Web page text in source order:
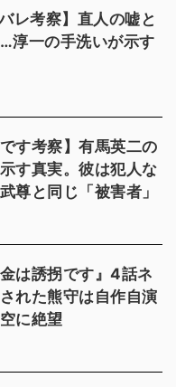
レ考察】直人の嘘と
淳一の手洗いが示す
す考察】有馬英二の
す真実。彼は犯人な
尊と同じ「被害者」
は誘拐です』4話ネ
れた熊守は自作自演
に絶望